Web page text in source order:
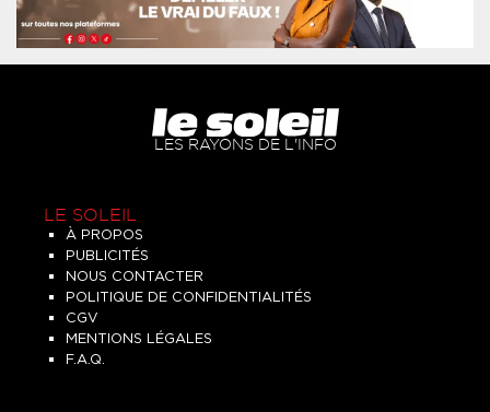
LES RAYONS DE L'INFO
LE SOLEIL
À PROPOS
PUBLICITÉS
NOUS CONTACTER
POLITIQUE DE CONFIDENTIALITÉS
CGV
MENTIONS LÉGALES
F.A.Q.